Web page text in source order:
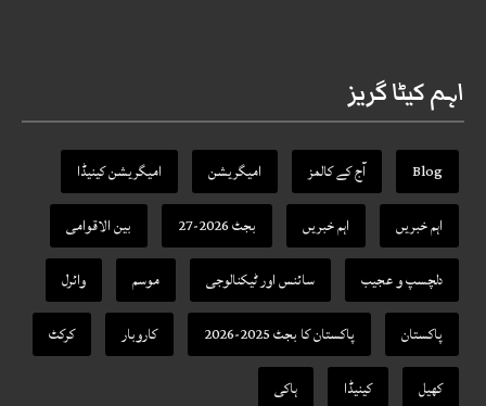
اہم کیٹا گریز
Blog آج کے کالمز امیگریشن
امیگریشن کینیڈا
اہم خبریں
اہم خبریں بجٹ 2026-27
بین الاقوامی
دلچسپ و عجیب
سائنس اور ٹیکنالوجی موسم
وائرل
پاکستان
پاکستان کا بجٹ 2025-2026 کاروبار
کرکٹ
کھیل
کینیڈا ہاکی